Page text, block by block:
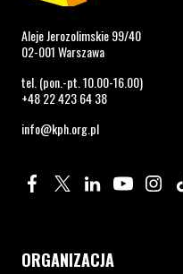
Aleje Jerozolimskie 99/40
02-001 Warszawa
tel. (pon.-pt. 10.00-16.00)
+48 22 423 64 38
info@kph.org.pl
Profil na Facebook.
Profil na Twitter.
Profil naProfil
ORGANIZACJA